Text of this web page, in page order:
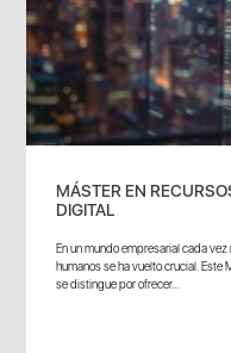
MÁSTER EN
DIGITAL
En un mundo empresarial cada
humanos se ha vuelto crucial. Este
se distingue por ofrecer...